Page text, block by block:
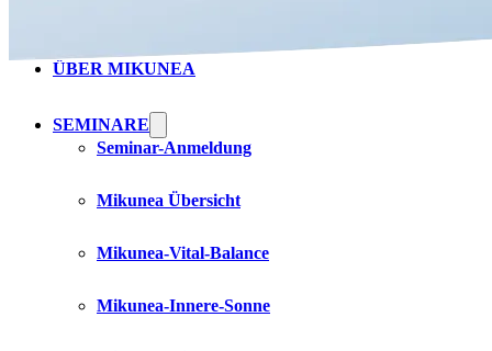
ÜBER MIKUNEA
SEMINARE
Seminar-Anmeldung
Mikunea Übersicht
Mikunea-Vital-Balance
Mikunea-Innere-Sonne